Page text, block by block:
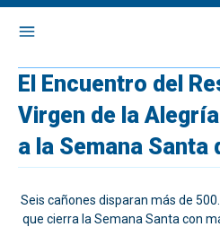
El Encuentro del
Virgen de la
a la Semana Santa
Seis cañones disparan más de
que cierra la Semana Santa con